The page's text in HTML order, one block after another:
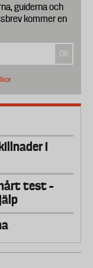
guiderna och
kommer en
i
test –